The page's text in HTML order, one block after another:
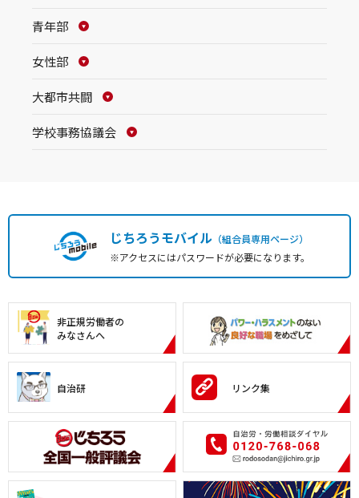
青年部
女性部
大都市共闘
学校事務協議会
じちろうモバイル（組合員専用ページ）
※アクセスにはパスワードが必要になります。
非正規労働者の
みなさんへ
自治研 リンク集